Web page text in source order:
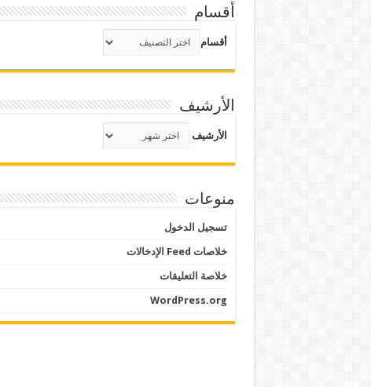
أقسام
أقسام
الأرشيف
الأرشيف
منوعات
تسجيل الدخول
خلاصات Feed الإدخالات
خلاصة التعليقات
WordPress.org